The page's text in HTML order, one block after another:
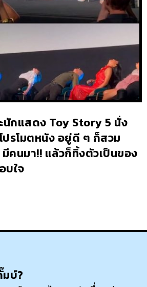
นักแสดง Toy Story 5 นั่ง
รโมตหนัง อยู่ดี ๆ ก็สวม
คนมา!! แล้วก็ทิ้งตัวเป็นของ
บใจ
บ์?